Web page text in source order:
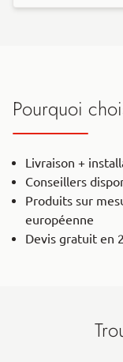
Pourquoi
Livraison +
Conseillers
Produits sur
européenne
Devis gratuit en